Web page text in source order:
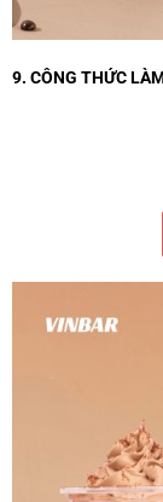
9. CÔNG THỨC